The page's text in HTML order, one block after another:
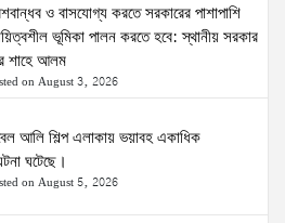
ও বাসযোগ্য করতে সরকারের পাশাপাশি
ভূমিকা পালন করতে হবে: স্থানীয় সরকার
শাহে আলম
on August 3, 2026
আলি শিল্প এলাকায় ভয়াবহ একাধিক
ঘটেছে।
on August 5, 2026